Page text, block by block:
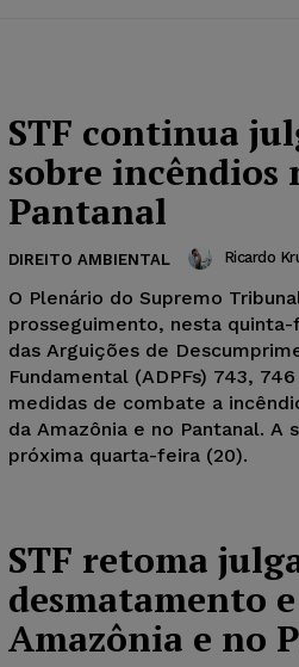
STF continua
sobre incêndios
Pantanal
DIREITO AMBIENTAL Ricardo
O Plenário do Supremo
prosseguimento, nesta
das Arguições de
Fundamental (ADPFs) 743,
medidas de combate a
da Amazônia e no Pantanal. A
próxima quarta-feira (20).
STF retoma
desmatamento
Amazônia e no